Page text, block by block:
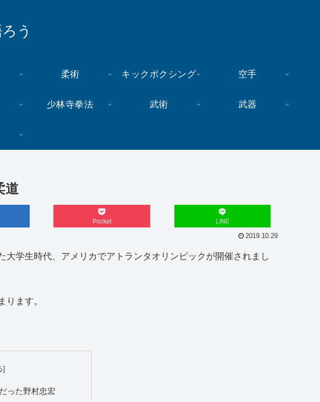
う
柔術 キックボクシング 空手
少林寺拳法 武術 武器
道
Pocket LINE
2019.10.29
学生時代、アメリカでアトランタオリンピックが開催されまし
ます。
った野村忠宏